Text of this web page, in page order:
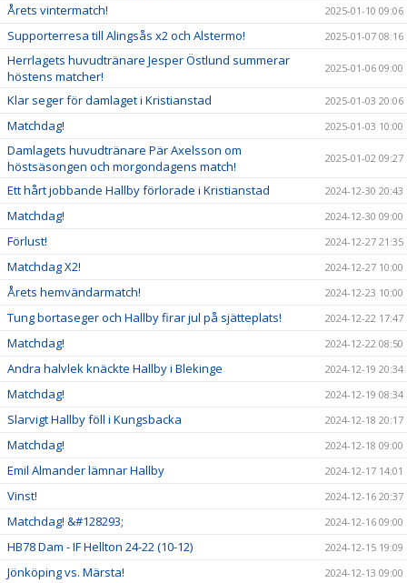
Årets vintermatch! 2025-01-10 09:06
Supporterresa till Alingsås x2 och Alstermo! 2025-01-07 08:16
Herrlagets huvudtränare Jesper Östlund summerar
höstens matcher!
2025-01-06 09:00
Klar seger för damlaget i Kristianstad 2025-01-03 20:06
Matchdag! 2025-01-03 10:00
Damlagets huvudtränare Pär Axelsson om
höstsäsongen och morgondagens match!
2025-01-02 09:27
Ett hårt jobbande Hallby förlorade i Kristianstad 2024-12-30 20:43
Matchdag! 2024-12-30 09:00
Förlust! 2024-12-27 21:35
Matchdag X2! 2024-12-27 10:00
Årets hemvändarmatch! 2024-12-23 10:00
Tung bortaseger och Hallby firar jul på sjätteplats! 2024-12-22 17:47
Matchdag! 2024-12-22 08:50
Andra halvlek knäckte Hallby i Blekinge 2024-12-19 20:34
Matchdag! 2024-12-19 08:34
Slarvigt Hallby föll i Kungsbacka 2024-12-18 20:17
Matchdag! 2024-12-18 09:00
Emil Almander lämnar Hallby 2024-12-17 14:01
Vinst! 2024-12-16 20:37
Matchdag! &#128293; 2024-12-16 09:00
HB78 Dam - IF Hellton 24-22 (10-12) 2024-12-15 19:09
Jönköping vs. Märsta! 2024-12-13 09:00